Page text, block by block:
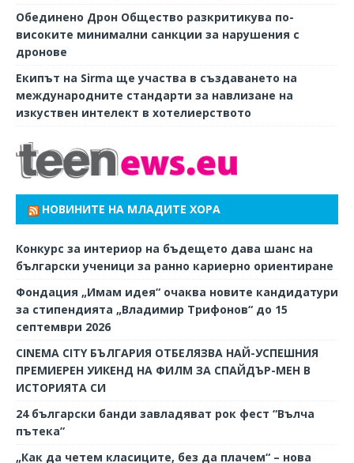
Обединено Дрон Общество разкритикува по-
високите минимални санкции за нарушения с
дронове
Екипът на Sirma ще участва в създаването на
международните стандарти за навлизане на
изкуствен интелект в хотелиерството
НОВИНИТЕ НА МЛАДИТЕ ХОРА
Конкурс за интериор на бъдещето дава шанс на
български ученици за ранно кариерно ориентиране
Фондация „Имам идея“ очаква новите кандидатури
за стипендията „Владимир Трифонов“ до 15
септември 2026
CINEMA CITY БЪЛГАРИЯ ОТБЕЛЯЗВА НАЙ-УСПЕШНИЯ
ПРЕМИЕРЕН УИКЕНД НА ФИЛМ ЗА СПАЙДЪР-МЕН В
ИСТОРИЯТА СИ
24 български банди завладяват рок фест “Вълча
пътека”
„Как да четем класиците, без да плачем“ – нова